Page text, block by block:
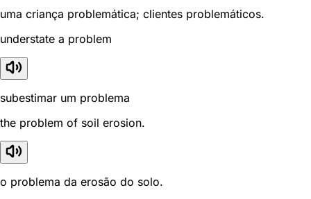
uma criança problemática; clientes problemáticos.
understate a problem
subestimar um problema
the problem of soil erosion.
o problema da erosão do solo.